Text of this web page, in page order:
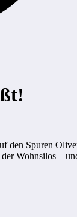
den Spuren
Wohnsilos –